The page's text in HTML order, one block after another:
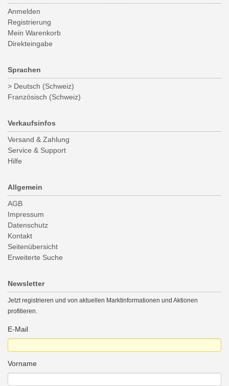
Anmelden
Registrierung
Mein Warenkorb
Direkteingabe
Sprachen
> Deutsch (Schweiz)
Französisch (Schweiz)
Verkaufsinfos
Versand & Zahlung
Service & Support
Hilfe
Allgemein
AGB
Impressum
Datenschutz
Kontakt
Seitenübersicht
Erweiterte Suche
Newsletter
Jetzt registrieren und von aktuellen Marktinformationen und Aktionen
profitieren.
E-Mail
Vorname